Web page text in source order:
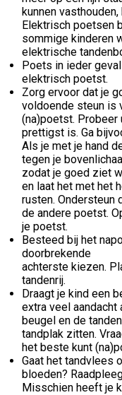
kunnen
Elektrisch poetsen
sommige kinderen
elektrische
Poets in ieder
elektrisch poetst.
Zorg ervoor dat je
voldoende steun is
(na)poetst.
prettigst is. Ga
Als je met je hand
tegen je
zodat je goed ziet
en laat het met het
rusten. Ondersteun
de andere poetst.
je poetst.
Besteed bij het
doorbrekende
achterste kiezen.
tandenrij.
Draagt je kind een
extra veel aandacht
beugel en de
tandplak zitten.
het beste kunt
Gaat het tandvlees
bloeden?
Misschien heeft je